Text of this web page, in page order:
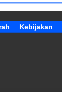
Kebijakan